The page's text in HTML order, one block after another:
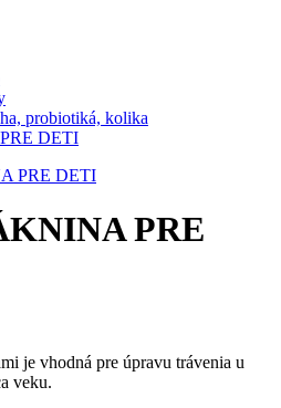
probiotiká, kolika
DETI
PRE
je vhodná pre úpravu trávenia u
veku.